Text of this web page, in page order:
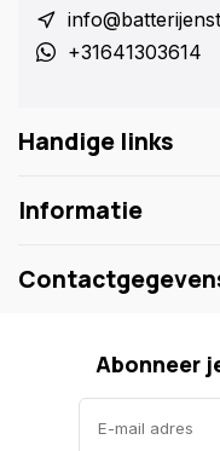
+31641303614
Handige links
Informatie
Abonneer